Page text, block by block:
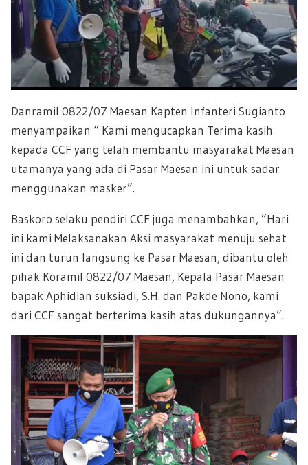
Danramil 0822/07 Maesan Kapten Infanteri Sugianto
menyampaikan “ Kami mengucapkan Terima kasih
kepada CCF yang telah membantu masyarakat Maesan
utamanya yang ada di Pasar Maesan ini untuk sadar
menggunakan masker”.
Baskoro selaku pendiri CCF juga menambahkan, ”Hari
ini kami Melaksanakan Aksi masyarakat menuju sehat
ini dan turun langsung ke Pasar Maesan, dibantu oleh
pihak Koramil 0822/07 Maesan, Kepala Pasar Maesan
bapak Aphidian suksiadi, S.H. dan Pakde Nono, kami
dari CCF sangat berterima kasih atas dukungannya”.